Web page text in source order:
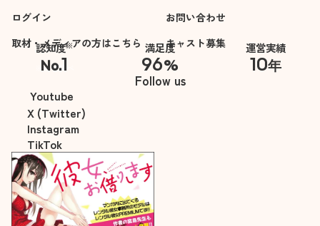
ログイン
お問い合わせ
取材・メディアの方はこちら
キャスト募集
認知度※
No.1
※自社調べ
満足度
96%
運営実績
10年
Follow us
Youtube
X (Twitter)
Instagram
TikTok